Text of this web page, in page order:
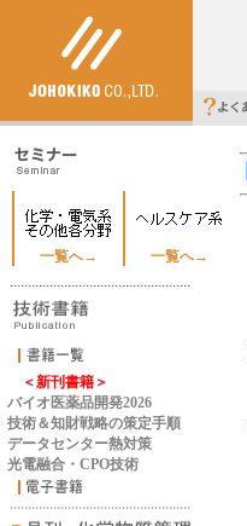
一覧へ→ 一覧へ→
＜新刊書籍＞
バイオ医薬品開発2026
技術＆知財戦略の策定手順
データセンター熱対策
光電融合・CPO技術